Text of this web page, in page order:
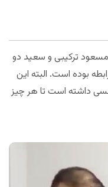
مسعود ترکیبی و سعید دو
بوده است. البته این
داشته است تا هر چیز